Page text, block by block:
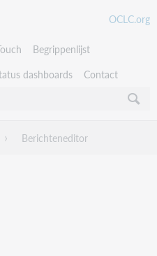
OCLC.org
Begrippenlijst
dashboards Contact
globale hiërarchie
Berichteneditor